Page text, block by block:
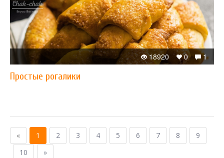
1
0
18920
Простые рогалики
« 1 2 3 4 5 6 7 8
9
10
»